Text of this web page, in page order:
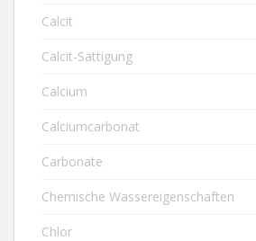
Calcit
Calcit-Sättigung
Calcium
Calciumcarbonat
Carbonate
Chemische Wassereigenschaften
Chlor